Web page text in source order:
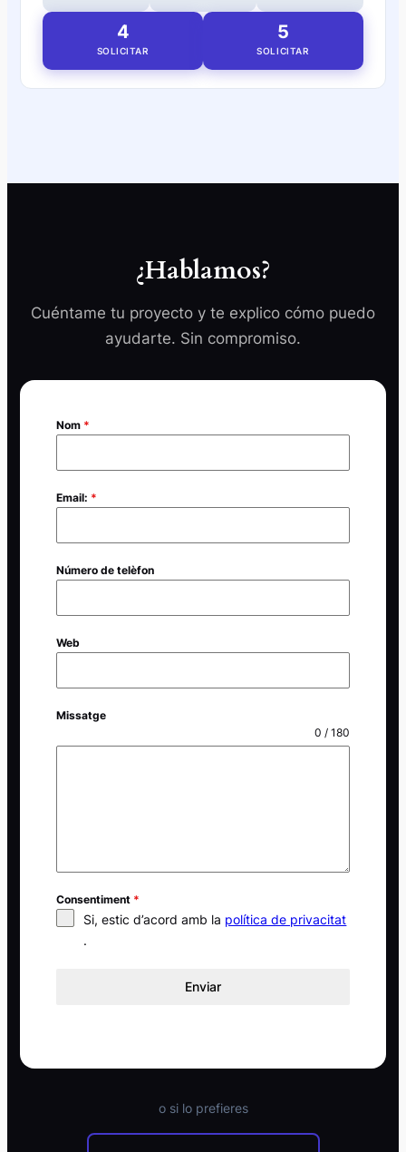
4
SOLICITAR
5
SOLICITAR
¿Hablamos?
Cuéntame tu proyecto y te explico cómo puedo
ayudarte. Sin compromiso.
Nom *
Email: *
Número de telèfon
Web
Missatge
0 / 180
Consentiment *
Si, estic d’acord amb la política de privacitat
.
Enviar
o si lo prefieres